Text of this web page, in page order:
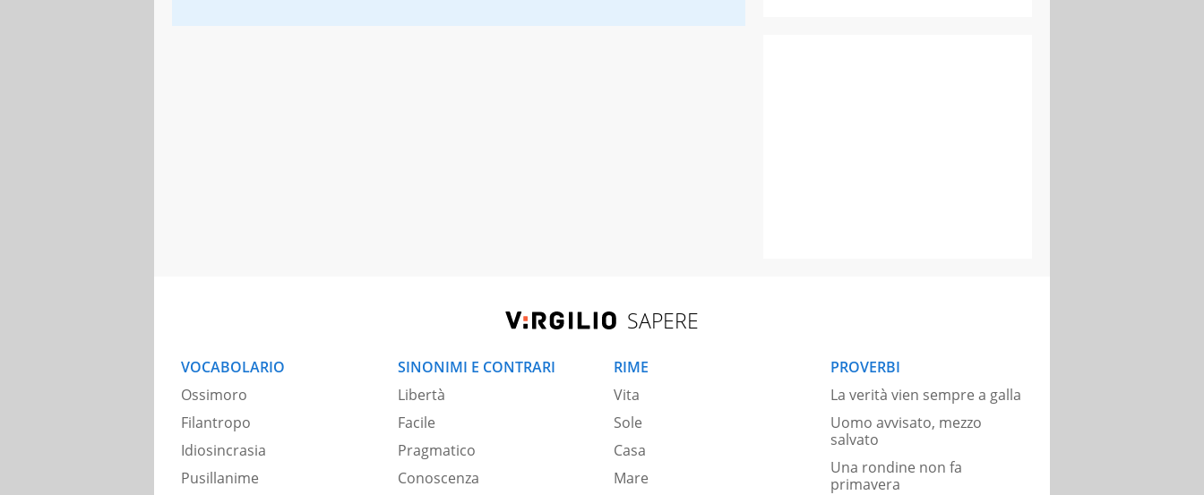
SAPERE
VOCABOLARIO
Ossimoro
Filantropo
Idiosincrasia
Pusillanime
SINONIMI E CONTRARI
Libertà
Facile
Pragmatico
Conoscenza
RIME
Vita
Sole
Casa
Mare
PROVERBI
La verità vien sempre a galla
Uomo avvisato, mezzo
salvato
Una rondine non fa
primavera